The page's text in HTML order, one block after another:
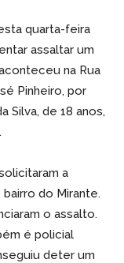
quarta-feira
assaltar um
na Rua
Pinheiro, por
Silva, de 18 anos,
a
do Mirante.
o assalto.
é policial
deter um